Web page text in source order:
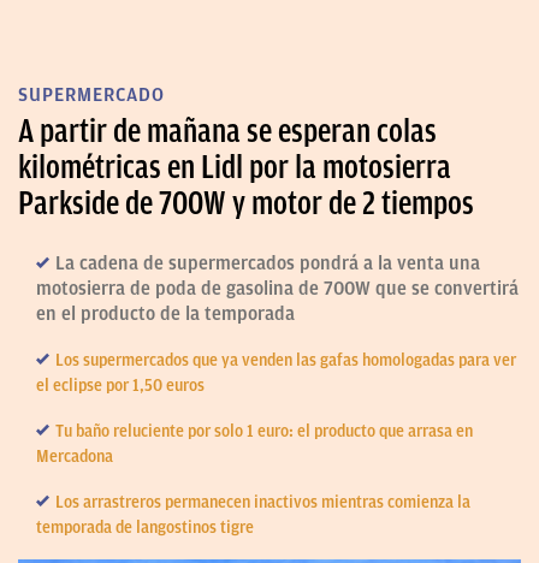
SUPERMERCADO
A partir de mañana se esperan colas
kilométricas en Lidl por la motosierra
Parkside de 700W y motor de 2 tiempos
La cadena de supermercados pondrá a la venta una
motosierra de poda de gasolina de 700W que se convertirá
en el producto de la temporada
Los supermercados que ya venden las gafas homologadas para ver
el eclipse por 1,50 euros
Tu baño reluciente por solo 1 euro: el producto que arrasa en
Mercadona
Los arrastreros permanecen inactivos mientras comienza la
temporada de langostinos tigre